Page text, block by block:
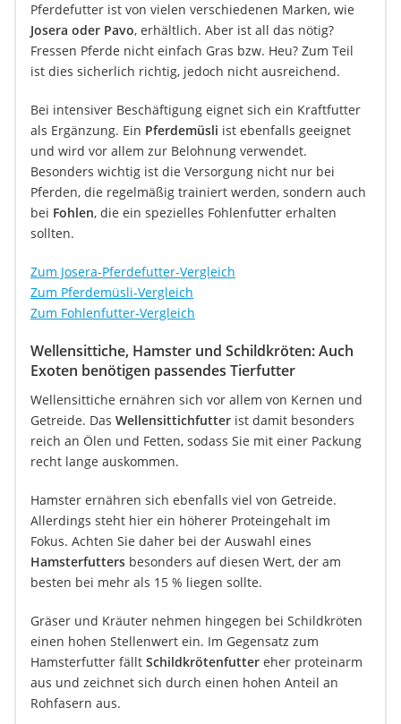
Pferdefutter ist von vielen verschiedenen Marken, wie
Josera oder Pavo, erhältlich. Aber ist all das nötig?
Fressen Pferde nicht einfach Gras bzw. Heu? Zum Teil
ist dies sicherlich richtig, jedoch nicht ausreichend.
Bei intensiver Beschäftigung eignet sich ein Kraftfutter
als Ergänzung. Ein Pferdemüsli ist ebenfalls geeignet
und wird vor allem zur Belohnung verwendet.
Besonders wichtig ist die Versorgung nicht nur bei
Pferden, die regelmäßig trainiert werden, sondern auch
bei Fohlen, die ein spezielles Fohlenfutter erhalten
sollten.
Zum Josera-Pferdefutter-Vergleich
Zum Pferdemüsli-Vergleich
Zum Fohlenfutter-Vergleich
Wellensittiche, Hamster und Schildkröten: Auch
Exoten benötigen passendes Tierfutter
Wellensittiche ernähren sich vor allem von Kernen und
Getreide. Das Wellensittichfutter ist damit besonders
reich an Ölen und Fetten, sodass Sie mit einer Packung
recht lange auskommen.
Hamster ernähren sich ebenfalls viel von Getreide.
Allerdings steht hier ein höherer Proteingehalt im
Fokus. Achten Sie daher bei der Auswahl eines
Hamsterfutters besonders auf diesen Wert, der am
besten bei mehr als 15 % liegen sollte.
Gräser und Kräuter nehmen hingegen bei Schildkröten
einen hohen Stellenwert ein. Im Gegensatz zum
Hamsterfutter fällt Schildkrötenfutter eher proteinarm
aus und zeichnet sich durch einen hohen Anteil an
Rohfasern aus.